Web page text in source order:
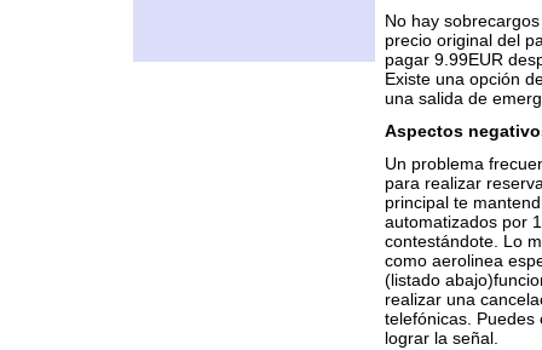
No hay
precio original del
pagar 9.99EUR
Existe una opción
una salida de
Aspectos
Un problema
para realizar
principal te
automatizados por
contestándote. Lo
como aerolinea
(listado
realizar una
telefónicas.
lograr la señal.